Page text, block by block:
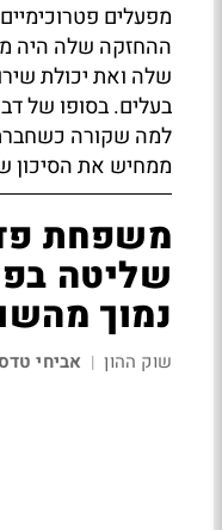
מפעלים
ההחזקה שלה היה
שלה ואת יכולת
בעלים. בסופו של
למה שקורה כשחברת
ממחיש את הסיכון
משפחת
שליטה
נמוך
שוק ההון | אביחי